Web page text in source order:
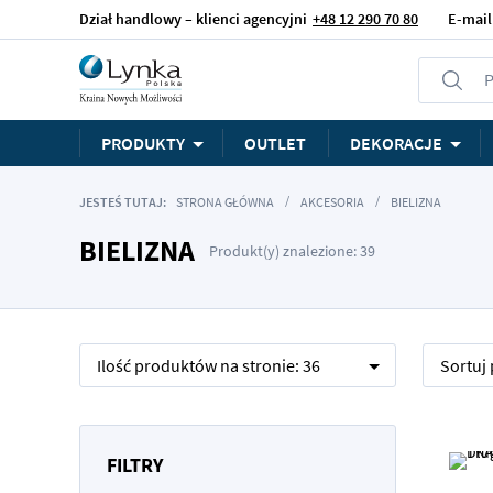
Dział handlowy – klienci agencyjni +48 12 290 70 80 E-mail
PRODUKTY OUTLET DEKORACJE
JESTEŚ TUTAJ: STRONA GŁÓWNA AKCESORIA BIELIZNA
BIELIZNA Produkt(y) znalezione: 39
Ilość produktów na stronie: 36 Sortuj
FILTRY